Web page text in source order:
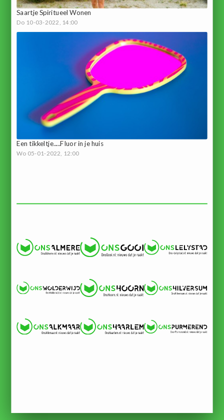
Saartje Spiritueel Wonen
Do 10-03-2022, 14:00
Een tikkeltje.....Fluor in je huis
Wo 05-01-2022, 12:00